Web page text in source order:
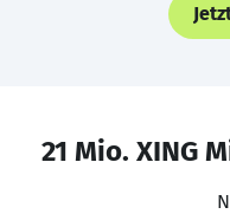
21 Mio. XING